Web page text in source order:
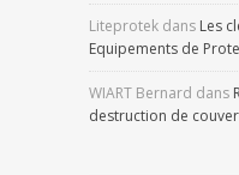
Liteprotek dans Les
Equipements de
WIART Bernard dans
destruction de